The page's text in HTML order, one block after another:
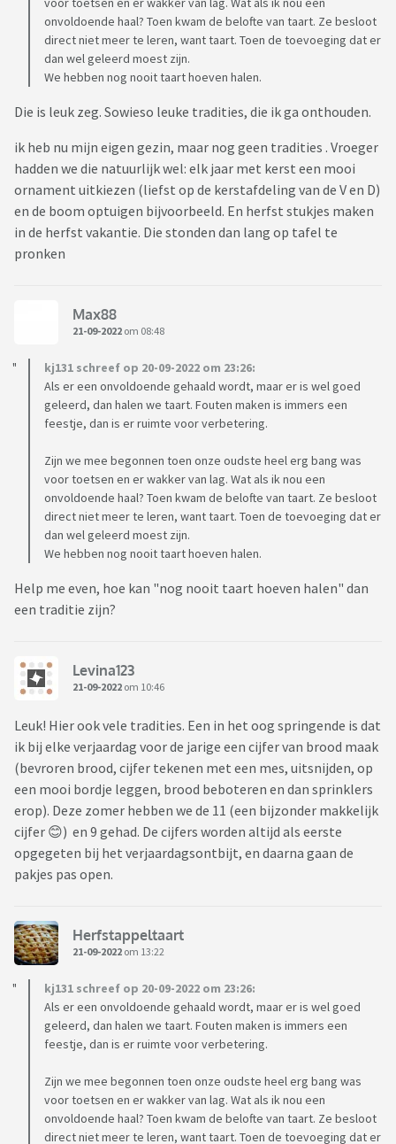
onvoldoende haal? Toen kwam de belofte van taart. Ze besloot
direct niet meer te leren, want taart. Toen de toevoeging dat er
dan wel geleerd moest zijn.
We hebben nog nooit taart hoeven halen.
Die is leuk zeg. Sowieso leuke tradities, die ik ga onthouden.
ik heb nu mijn eigen gezin, maar nog geen tradities . Vroeger
hadden we die natuurlijk wel: elk jaar met kerst een mooi
ornament uitkiezen (liefst op de kerstafdeling van de V en D)
en de boom optuigen bijvoorbeeld. En herfst stukjes maken
in de herfst vakantie. Die stonden dan lang op tafel te
pronken
Max88
21-09-2022 om 08:48
kj131 schreef op 20-09-2022 om 23:26:
Als er een onvoldoende gehaald wordt, maar er is wel goed
geleerd, dan halen we taart. Fouten maken is immers een
feestje, dan is er ruimte voor verbetering.
Zijn we mee begonnen toen onze oudste heel erg bang was
voor toetsen en er wakker van lag. Wat als ik nou een
onvoldoende haal? Toen kwam de belofte van taart. Ze besloot
direct niet meer te leren, want taart. Toen de toevoeging dat er
dan wel geleerd moest zijn.
We hebben nog nooit taart hoeven halen.
Help me even, hoe kan "nog nooit taart hoeven halen" dan
een traditie zijn?
Levina123
21-09-2022 om 10:46
Leuk! Hier ook vele tradities. Een in het oog springende is dat
ik bij elke verjaardag voor de jarige een cijfer van brood maak
(bevroren brood, cijfer tekenen met een mes, uitsnijden, op
een mooi bordje leggen, brood beboteren en dan sprinklers
erop). Deze zomer hebben we de 11 (een bijzonder makkelijk
cijfer 😊) en 9 gehad. De cijfers worden altijd als eerste
opgegeten bij het verjaardagsontbijt, en daarna gaan de
pakjes pas open.
Herfstappeltaart
21-09-2022 om 13:22
kj131 schreef op 20-09-2022 om 23:26:
Als er een onvoldoende gehaald wordt, maar er is wel goed
geleerd, dan halen we taart. Fouten maken is immers een
feestje, dan is er ruimte voor verbetering.
Zijn we mee begonnen toen onze oudste heel erg bang was
voor toetsen en er wakker van lag. Wat als ik nou een
onvoldoende haal? Toen kwam de belofte van taart. Ze besloot
direct niet meer te leren, want taart. Toen de toevoeging dat er